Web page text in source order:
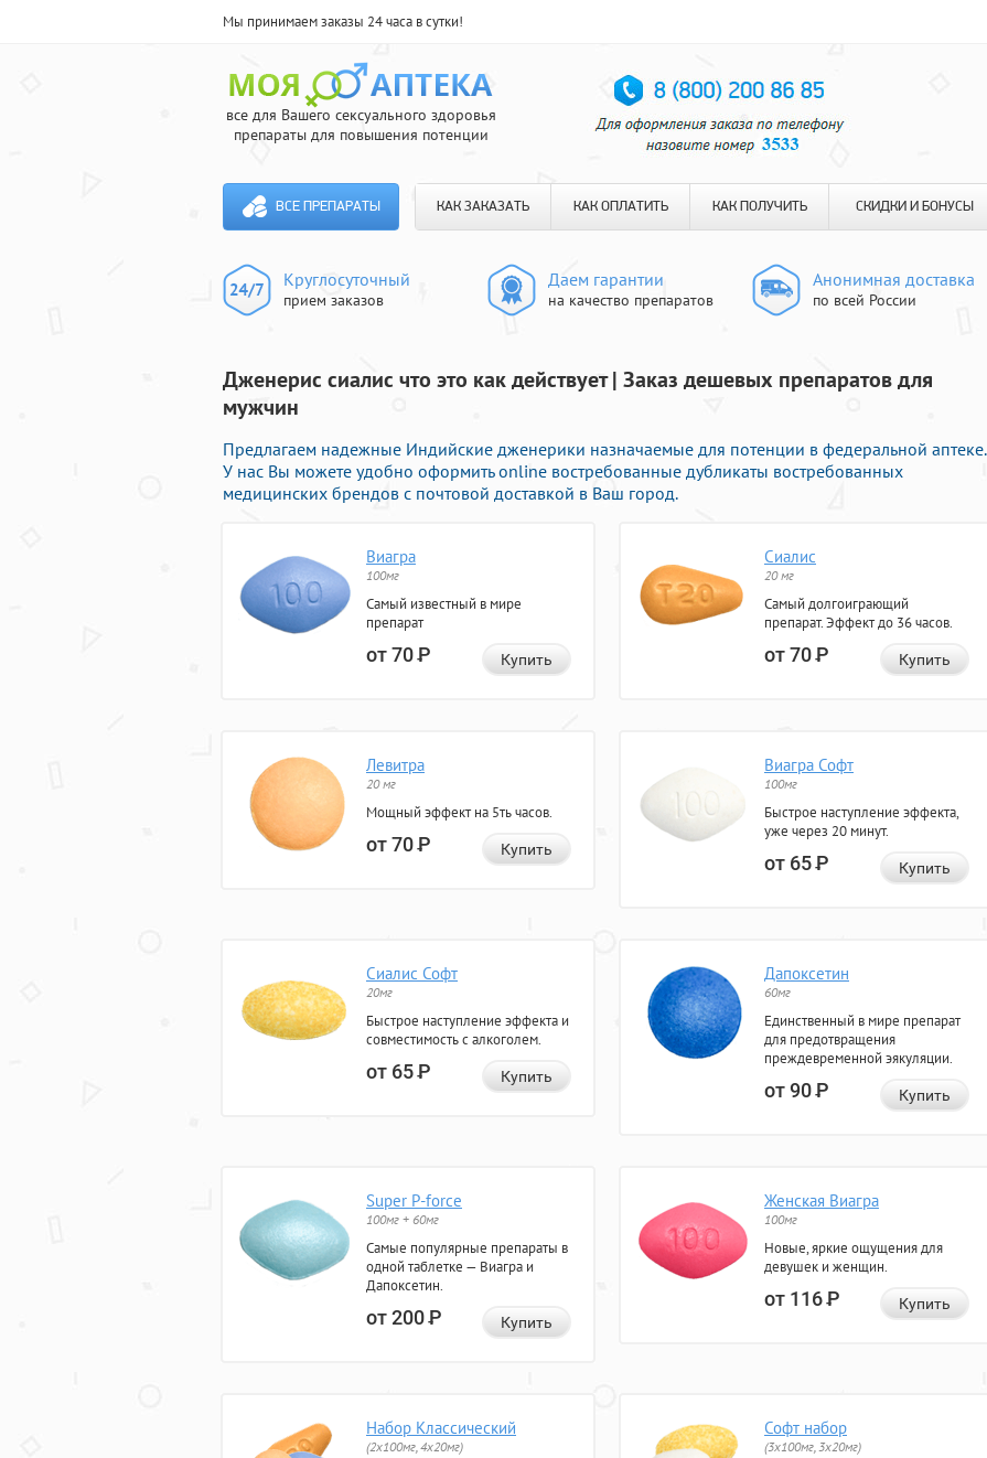
Мы принимаем заказы 24 часа в сутки!
все для Вашего сексуального здоровья
препараты для повышения потенции
ВСЕ ПРЕПАРАТЫ КАК ЗАКАЗАТЬ КАК ОПЛАТИТЬ КАК ПОЛУЧИТЬ СКИДКИ И БОНУСЫ
Круглосуточный
прием заказов
Даем гарантии
на качество препаратов
Анонимная доставка
по всей России
Дженерис сиалис что это как действует | Заказ дешевых препаратов для
мужчин
Предлагаем надежные Индийские дженерики назначаемые для потенции в федеральной аптеке.
У нас Вы можете удобно оформить online востребованные дубликаты востребованных
медицинских брендов с почтовой доставкой в Ваш город.
Виагра
100мг
Самый известный в мире
препарат
от 70Р Купить
Сиалис
20 мг
Самый долгоиграющий
препарат. Эффект до 36 часов.
от 70Р Купить
Левитра
20 мг
Мощный эффект на 5ть часов.
от 70Р Купить
Виагра Софт
100мг
Быстрое наступление эффекта,
уже через 20 минут.
от 65Р Купить
Сиалис Софт
20мг
Быстрое наступление эффекта и
совместимость с алкоголем.
от 65Р Купить
Дапоксетин
60мг
Единственный в мире препарат
для предотвращения
преждевременной эякуляции.
от 90Р Купить
Super P-force
100мг + 60мг
Самые популярные препараты в
одной таблетке — Виагра и
Дапоксетин.
от 200Р Купить
Женская Виагра
100мг
Новые, яркие ощущения для
девушек и женщин.
от 116Р Купить
Набор Классический
(2x100мг, 4x20мг)
Софт набор
(3x100мг, 3x20мг)